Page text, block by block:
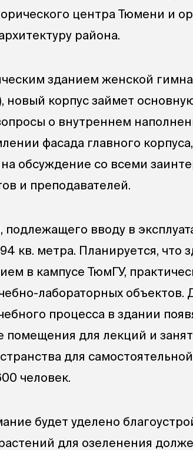
центра Тюмени и
района.
зданием женской
новый корпус займет
о внутреннем
фасада главного
обсуждение со всеми
и преподавателей.
подлежащего вводу в
94 кв. метра. Планируется, что
в кампусе ТюмГУ,
лабораторных объектов.
процесса в здании
помещения для лекций и
для
человек.
будет уделено
для озеленения